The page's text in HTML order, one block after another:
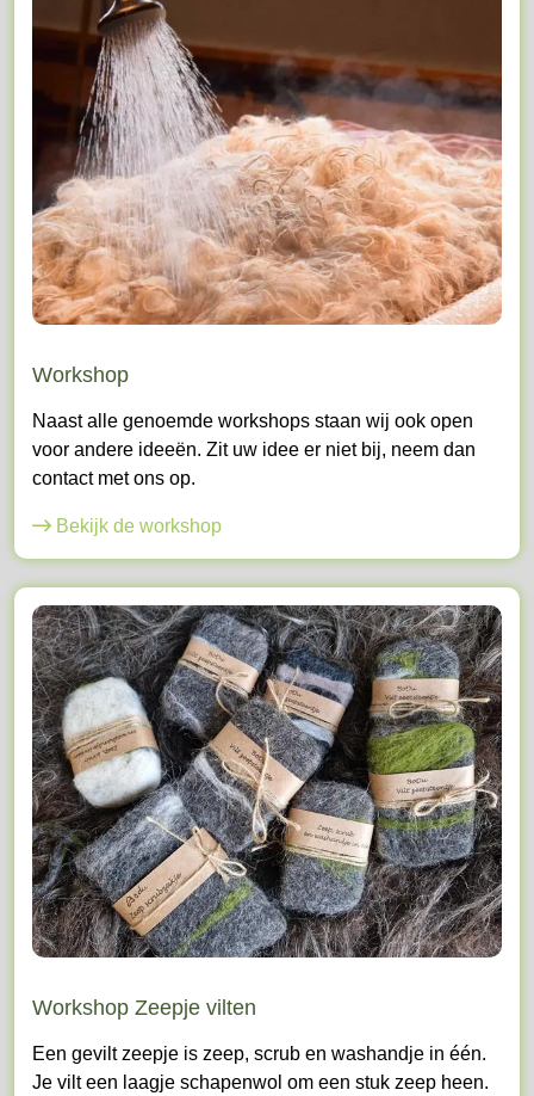
Workshop
Naast alle genoemde workshops staan wij ook open
voor andere ideeën. Zit uw idee er niet bij, neem dan
contact met ons op.
Bekijk de workshop
Workshop Zeepje vilten
Een gevilt zeepje is zeep, scrub en washandje in één.
Je vilt een laagje schapenwol om een stuk zeep heen.